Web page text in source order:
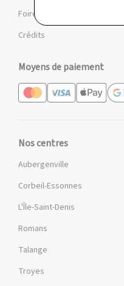
Foire aux questions
Crédits
Moyens de paiement
Nos centres
Aubergenville
Corbeil-Essonnes
L'Île-Saint-Denis
Romans
Talange
Troyes